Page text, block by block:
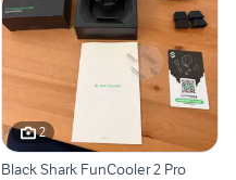
2
Black Shark FunCooler 2 Pro